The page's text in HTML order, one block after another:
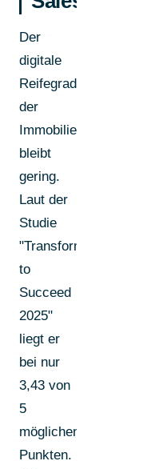
Der
digitale
Reifegrad
der
Immobilienbranche
bleibt
gering.
Laut der
Studie
"Transform
to
Succeed
2025"
liegt er
bei nur
3,43 von
5
möglichen
Punkten.